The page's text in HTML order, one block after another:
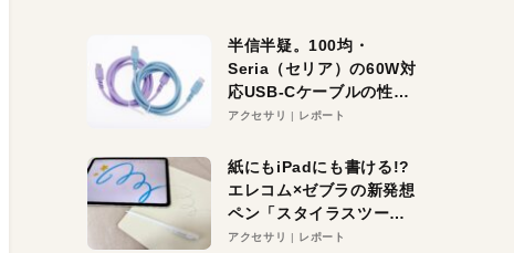
半信半疑。100均・
Seria（セリア）の60W対
応USB-Cケーブルの性能
を検証。超コスパの1本を
アクセサリ レポート
紙にもiPadにも書ける!?
エレコム×ゼブラの新発想
ペン「スタイラスツーウ
ェイ」レビュー。持ち替
アクセサリ レポート